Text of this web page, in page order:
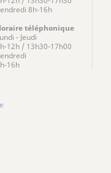
8h-16h
téléphonique
- Jeudi
12h / 13h30-17h00
16h